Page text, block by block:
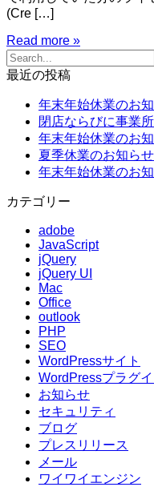
(Cre […]
Read more »
Search
for:
最近の投稿
年末年始休業のお
閉店ならびに事業
年末年始休業のお
夏季休業のお知らせ
年末年始休業のお
カテゴリー
adobe
JavaScript
jQuery
jQuery UI
Mac
Office
outlook
PHP
SEO
WordPressサイト
WordPressプラグ
お知らせ
セキュリティ
ブログ
プレスリリース
メール
ワイワイエンジン